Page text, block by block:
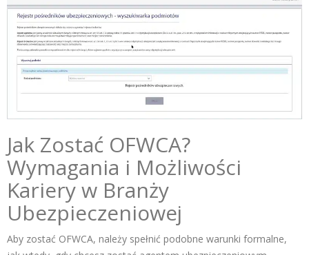
Jak Zostać OFWCA?
Wymagania i Możliwości
Kariery w Branży
Ubezpieczeniowej
Aby zostać OFWCA, należy spełnić podobne warunki formalne,